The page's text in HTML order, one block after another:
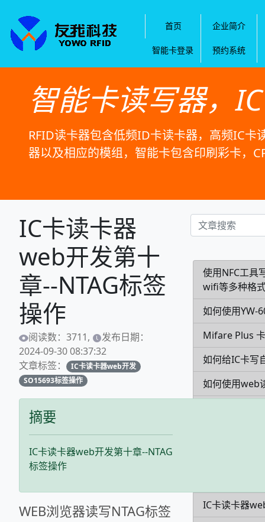
首页 企业简介
智能卡登录 预约系统
智能卡读写器，
RFID读卡器包含低频ID卡读卡器，高频IC卡
器以及相应的模组，智能卡包含印刷彩卡，
使用NFC工具
wifi等多种格
如何使用YW-
Mifare Plus
如何给IC卡写
如何使用web
IC卡读卡器
IC卡读卡器
web开发第十
章--NTAG标签
操作
阅读数：3711,
发布日期：
2024-09-30 08:37:32
文章标签：
IC卡读卡器web开发
SO15693标签操作
摘要
IC卡读卡器web开发第十章--NTAG
标签操作
WEB浏览器读写NTAG标签